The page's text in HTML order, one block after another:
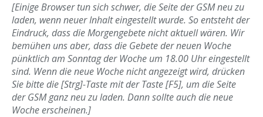
[Einige Browser tun sich schwer, die Seite der GSM neu zu
laden, wenn neuer Inhalt eingestellt wurde. So entsteht der
Eindruck, dass die Morgengebete nicht aktuell wären. Wir
bemühen uns aber, dass die Gebete der neuen Woche
pünktlich am Sonntag der Woche um 18.00 Uhr eingestellt
sind. Wenn die neue Woche nicht angezeigt wird, drücken
Sie bitte die [Strg]-Taste mit der Taste [F5], um die Seite
der GSM ganz neu zu laden. Dann sollte auch die neue
Woche erscheinen.]